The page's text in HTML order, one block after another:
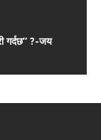
गर्दछ” ?-जय